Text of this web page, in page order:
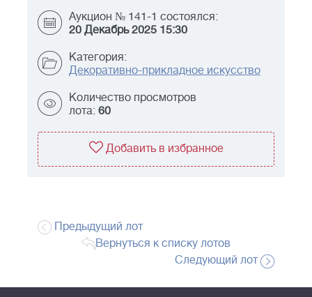
Аукцион № 141-1 состоялся:
20 Декабрь 2025 15:30
Категория:
Декоративно-прикладное искусство
Количество просмотров
лота: 60
Добавить в избранное
Предыдущий лот
Вернуться к списку лотов
Следующий лот